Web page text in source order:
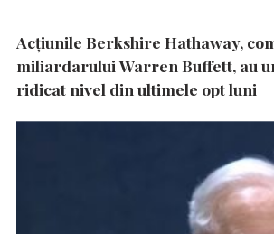
Acțiunile Berkshire Hathaway,
miliardarului Warren Buffett, au
ridicat nivel din ultimele opt luni